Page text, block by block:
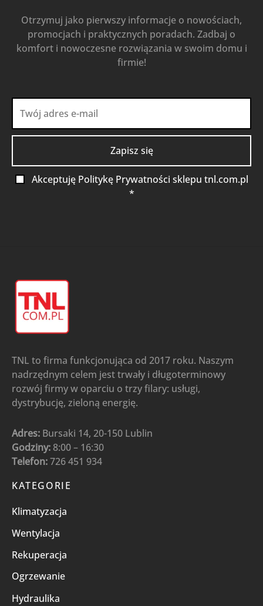
Otrzymuj jako pierwszy informacje o nowościach,
promocjach i praktycznych poradach. Zadbaj o
komfort i nowoczesne rozwiązania w swoim domu i
firmie!
Akceptuję Politykę Prywatności sklepu tnl.com.pl
*
TNL to firma funkcjonująca od 2017 roku. Naszym
nadrzędnym celem jest trwały i długoterminowy
rozwój firmy w oparciu o trzy filary: usługi,
dystrybucję, zieloną energię.
Adres: Bursaki 14, 20-150 Lublin
Godziny: 8:00 – 16:30
Telefon:726 451 934
KATEGORIE
Klimatyzacja
Wentylacja
Rekuperacja
Ogrzewanie
Hydraulika